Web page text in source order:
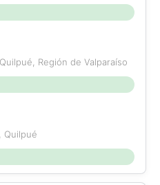
Región de Valparaíso
Quilpué